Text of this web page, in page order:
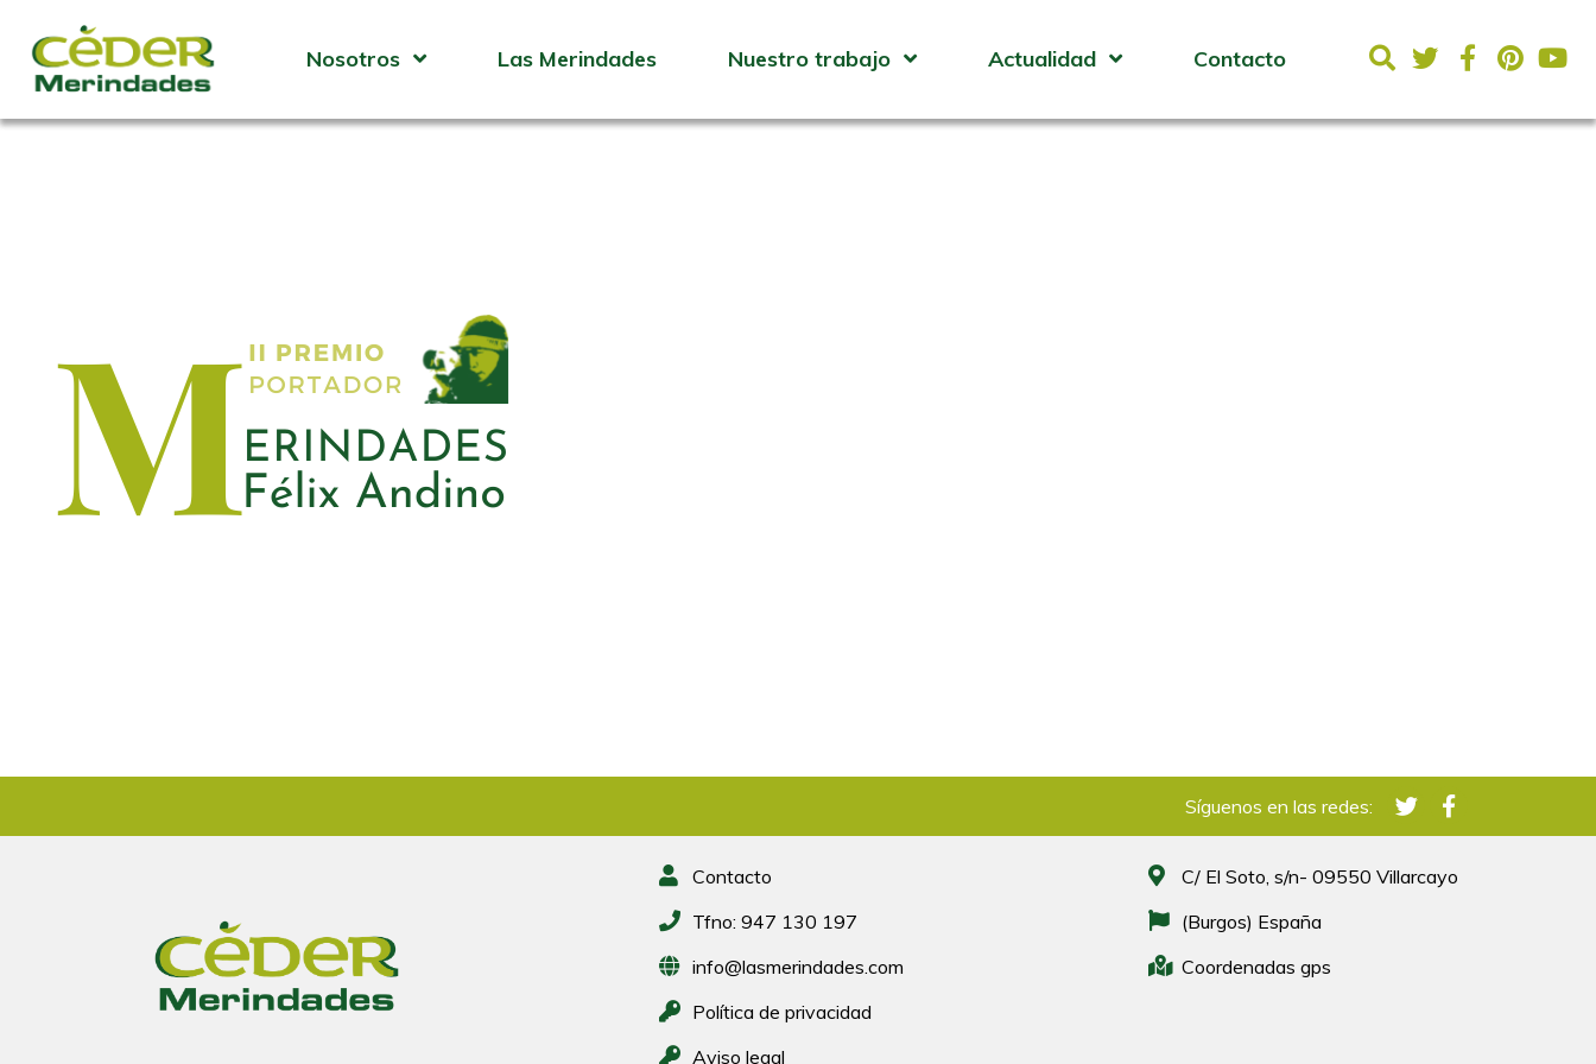
Nosotros Las Merindades Nuestro trabajo Actualidad Contacto
Síguenos en las redes:
Contacto
Tfno:947 130 197
info@lasmerindades.com
Política de privacidad
Aviso legal
C/ El Soto, s/n- 09550 Villarcayo
(Burgos) España
Coordenadas gps